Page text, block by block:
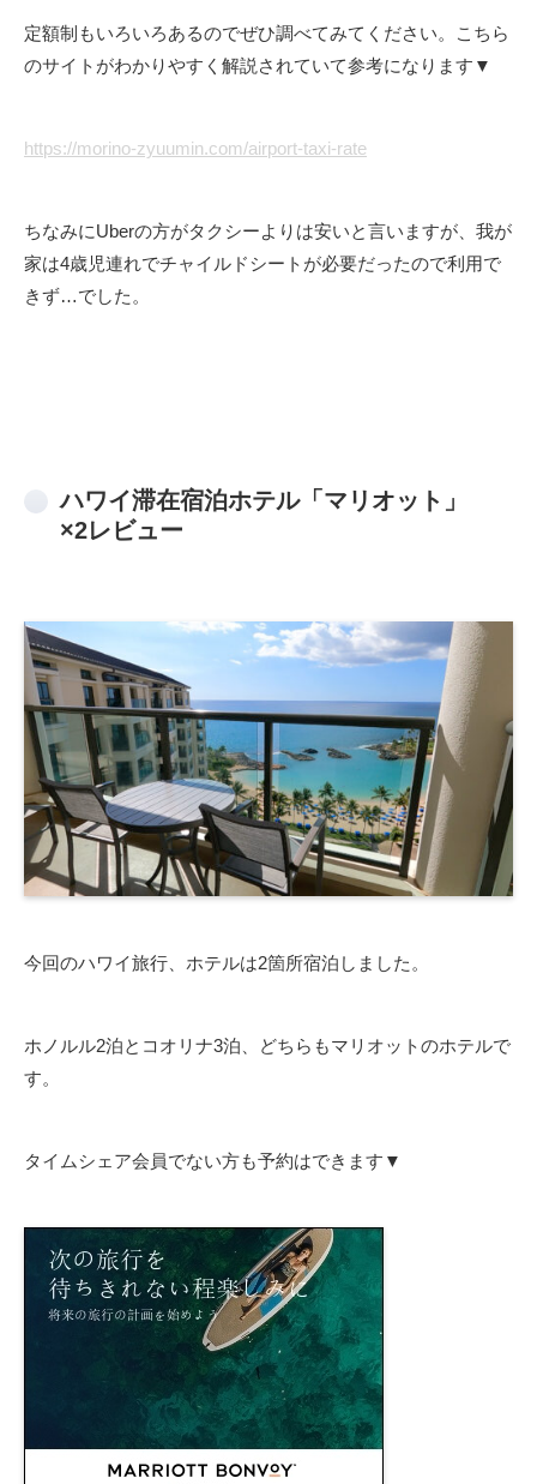
定額制もいろいろあるのでぜひ調べてみてください。こちら
のサイトがわかりやすく解説されていて参考になります▼
https://morino-zyuumin.com/airport-taxi-rate
ちなみにUberの方がタクシーよりは安いと言いますが、我が
家は4歳児連れでチャイルドシートが必要だったので利用で
きず…でした。
ハワイ滞在宿泊ホテル「マリオット」
×2レビュー
今回のハワイ旅行、ホテルは2箇所宿泊しました。
ホノルル2泊とコオリナ3泊、どちらもマリオットのホテルで
す。
タイムシェア会員でない方も予約はできます▼